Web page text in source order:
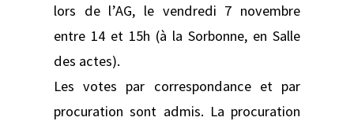
lors de l’AG, le vendredi 7 novembre
entre 14 et 15h (à la Sorbonne, en Salle
des actes).
Les votes par correspondance et par
procuration sont admis. La procuration